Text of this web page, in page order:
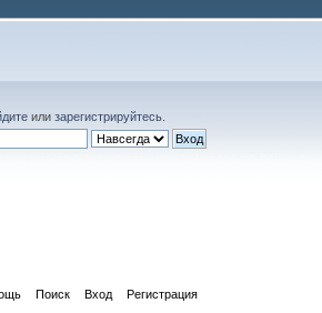
или зарегистрируйтесь
Поиск Вход Регистрация